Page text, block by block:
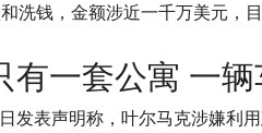
洗钱，金额涉近一千万美元，
有一套公寓 一
发表声明称，叶尔马克涉嫌利